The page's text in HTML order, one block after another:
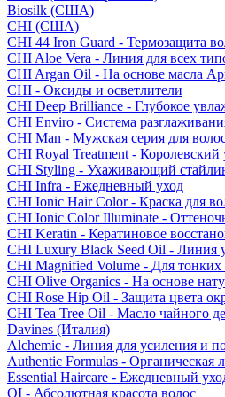
Biosilk (США)
CHI (США)
CHI 44 Iron Guard - Термозащита
CHI Aloe Vera - Линия для всех
CHI Argan Oil - На основе масла
CHI - Оксиды и осветлители
CHI Deep Brilliance - Глубокое
CHI Enviro - Система
CHI Man - Мужская серия для
CHI Royal Treatment - Королевский
CHI Styling - Ухаживающий
CHI Infra - Ежедневный уход
CHI Ionic Hair Color - Краска для
CHI Ionic Color Illuminate -
CHI Keratin - Кератиновое
CHI Luxury Black Seed Oil - Линия
CHI Magnified Volume - Для тонких
CHI Olive Organics - На основе
CHI Rose Hip Oil - Защита цвета
CHI Tea Tree Oil - Масло чайного
Davines (Италия)
Alchemic - Линия для усиления и
Authentic Formulas - Органическая
Essential Haircare - Eжедневный
OI - Абсолютная красота волос